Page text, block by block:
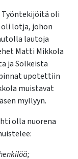
Työntekijöitä oli
oli lotja, johon
lautoja
Matti Mikkola
ja Solkeista
upotettiin
muistavat
myllyyn.
olla nuorena